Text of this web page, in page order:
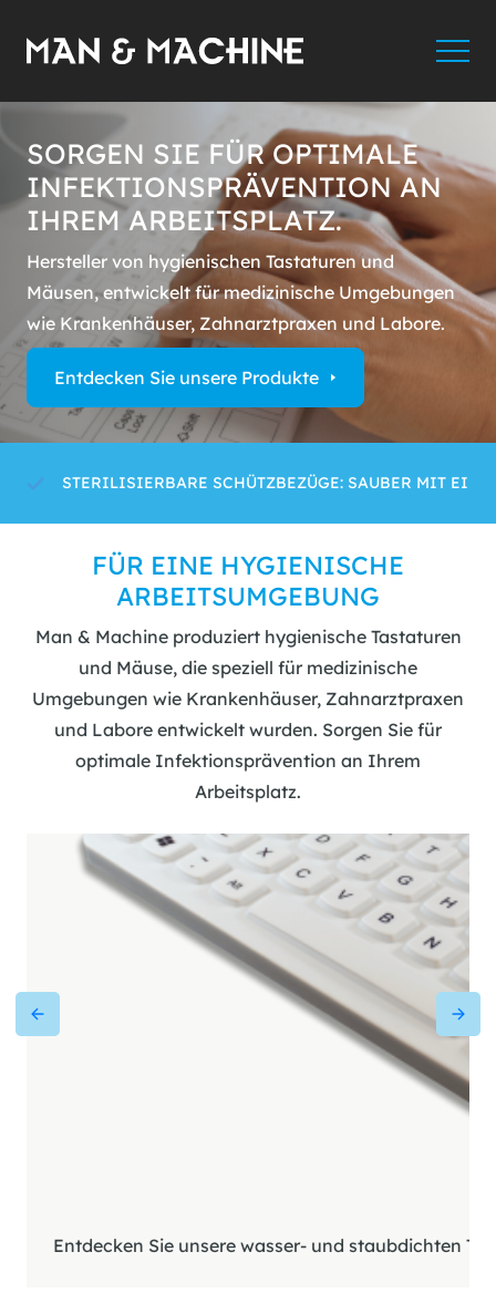
SORGEN SIE FÜR OPTIMALE
INFEKTIONSPRÄVENTION AN
IHREM ARBEITSPLATZ.
Hersteller von hygienischen Tastaturen und
Mäusen, entwickelt für medizinische Umgebungen
wie Krankenhäuser, Zahnarztpraxen und Labore.
Entdecken Sie unsere Produkte
STERILISIERBARE SCHÜTZBEZÜGE: SAUBER MIT
FÜR EINE HYGIENISCHE
ARBEITSUMGEBUNG
Man & Machine produziert hygienische Tastaturen
und Mäuse, die speziell für medizinische
Umgebungen wie Krankenhäuser, Zahnarztpraxen
und Labore entwickelt wurden. Sorgen Sie für
optimale Infektionsprävention an Ihrem
Arbeitsplatz.
Entdecken Sie unsere wasser- und staubdichten